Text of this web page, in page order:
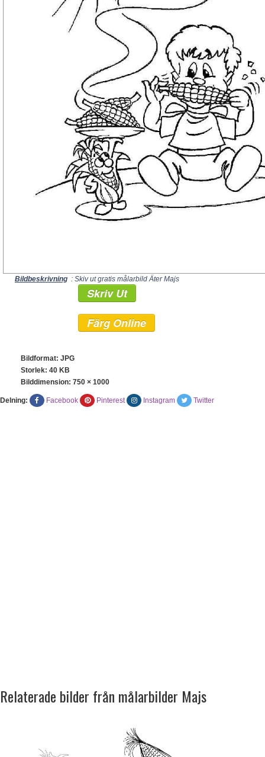
Bildbeskrivning : Skiv ut gratis målarbild Äter Majs
Skriv Ut
Färg Online
Bildformat: JPG
Storlek: 40 KB
Bilddimension: 750 × 1000
Delning: Facebook Pinterest Instagram Twitter
Relaterade bilder från målarbilder Majs